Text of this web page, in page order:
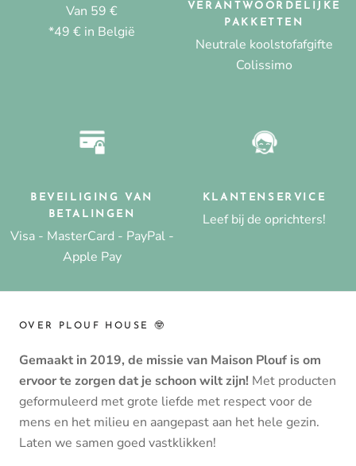
Van 59 €
*49 € in België
VERANTWOORDELIJKE
PAKKETTEN
Neutrale koolstofafgifte
Colissimo
BEVEILIGING VAN
BETALINGEN
Visa - MasterCard - PayPal -
Apple Pay
KLANTENSERVICE
Leef bij de oprichters!
OVER PLOUF HOUSE 🤓
Gemaakt in 2019, de missie van Maison Plouf is om
ervoor te zorgen dat je schoon wilt zijn! Met producten
geformuleerd met grote liefde met respect voor de
mens en het milieu en aangepast aan het hele gezin.
Laten we samen goed vastklikken!